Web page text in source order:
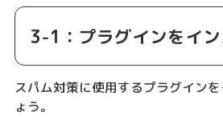
3-1：プラグインをイ
スパム対策に使用するプラグイン
ょう。